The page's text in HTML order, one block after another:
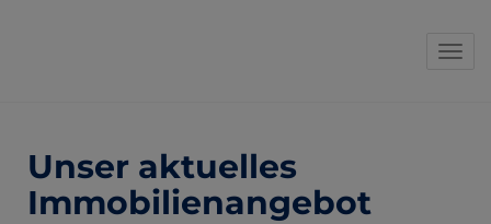
Unser aktuelles
Immobilienangebot